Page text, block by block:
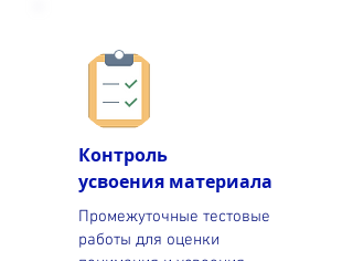
Контроль
усвоения материала
Промежуточные тестовые
работы для оценки